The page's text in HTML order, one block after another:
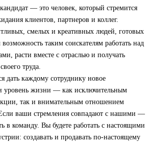
— это человек, который стремится
клиентов, партнеров и коллег.
смелых и креативных людей, готовых
таким соискателям работать над
расти вместе с отраслью и получать
труда.
дать каждому сотруднику новое
уровень жизни — как исключительным
так и внимательным отношением
ваши стремления совпадают с нашими —
в команду. Вы будете работать с настоящими
создавать и продавать по-настоящему